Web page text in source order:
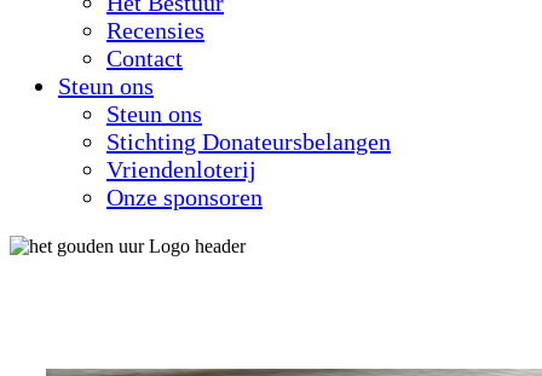
Recensies
Contact
Steun ons
Steun ons
Stichting Donateursbelangen
Vriendenloterij
Onze sponsoren